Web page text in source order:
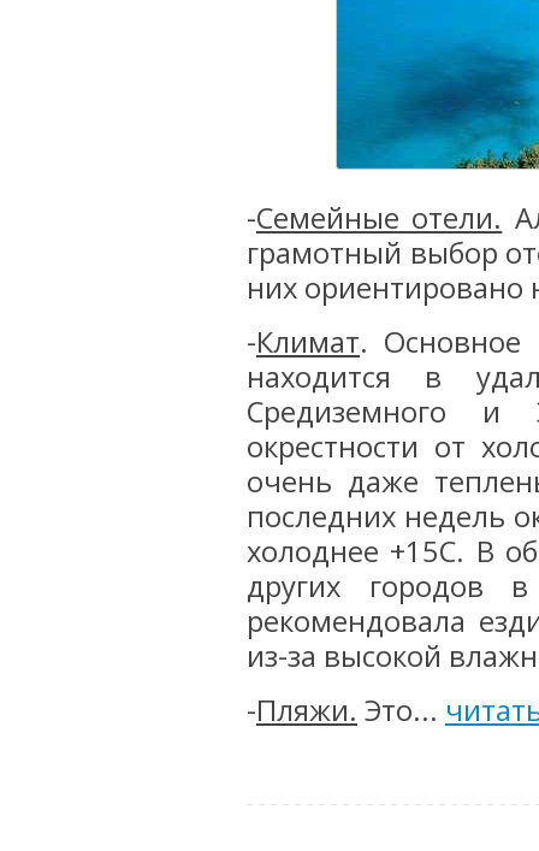
-Семейные отели.
грамотный выбор
них ориентировано
-Климат. Основное
находится в
Средиземного
окрестности от
очень даже
последних недель
холоднее +15С. В
других городов
рекомендовала
из-за высокой
-Пляжи. Это...